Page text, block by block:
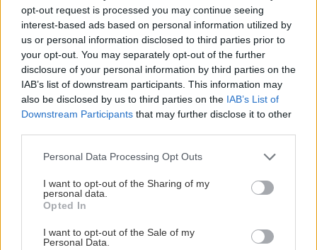
opt-out request is processed you may continue seeing
interest-based ads based on personal information utilized by
us or personal information disclosed to third parties prior to
your opt-out. You may separately opt-out of the further
disclosure of your personal information by third parties on the
IAB’s list of downstream participants. This information may
also be disclosed by us to third parties on the IAB’s List of
Downstream Participants that may further disclose it to other
Please note that this website/app uses one or more Google
not limited to your visit or usage behaviour. You may click to
grant or deny consent to Google and its third-party tags to
use your data for below specified purposes in below Google
consent section.
Personal Data Processing Opt Outs
I want to opt-out of the Sharing of my
personal data.
Opted In
I want to opt-out of the Sale of my
Personal Data.
Zelenina a ovocie
Sadíme teplomilnú zeleninu
III.
Zelenina a ovocie
Zelenina a ovocie